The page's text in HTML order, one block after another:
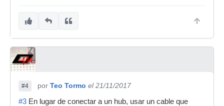
#4 por Teo Tormo el 21/11/2017
#3 En lugar de conectar a un hub, usar un cable que